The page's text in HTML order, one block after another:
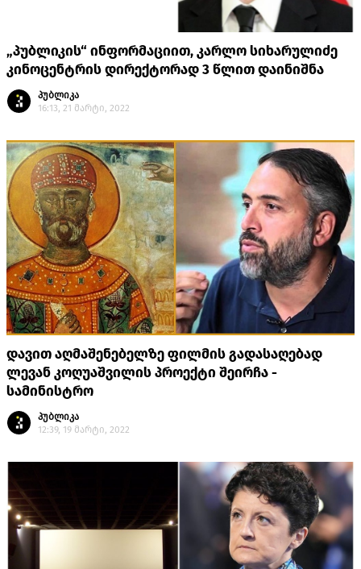
„პუბლიკის“ ინფორმაციით, კარლო სიხარულიძე
კინოცენტრის დირექტორად 3 წლით დაინიშნა
პუბლიკა
16:13, 21 მარტი, 2022
დავით აღმაშენებელზე ფილმის გადასაღებად
ლევან კოღუაშვილის პროექტი შეირჩა -
სამინისტრო
პუბლიკა
12:39, 19 მარტი, 2022